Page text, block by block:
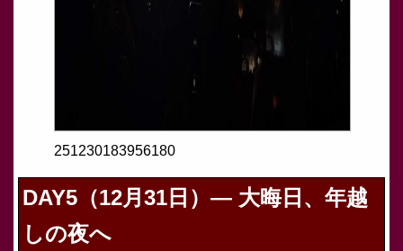
251230183956180
DAY5（12月31日）— 大晦日、年越
しの夜へ